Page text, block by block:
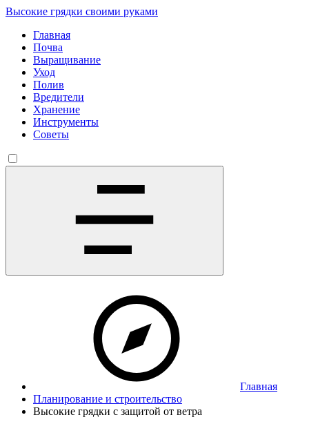
Высокие грядки своими руками
Главная
Почва
Выращивание
Уход
Полив
Вредители
Хранение
Инструменты
Советы
Главная
Планирование и строительство
Высокие грядки с защитой от ветра